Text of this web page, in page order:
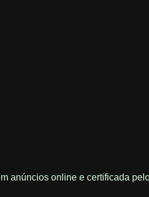
anúncios online e certificada